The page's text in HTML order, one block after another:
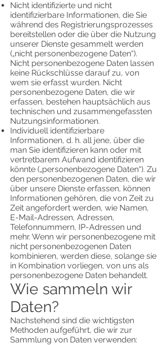
Nicht identifizierte und nicht
identifizierbare Informationen, die Sie
während des Registrierungsprozesses
bereitstellen oder die über die Nutzung
unserer Dienste gesammelt werden
(„nicht personenbezogene Daten“).
Nicht personenbezogene Daten lassen
keine Rückschlüsse darauf zu, von
wem sie erfasst wurden. Nicht
personenbezogene Daten, die wir
erfassen, bestehen hauptsächlich aus
technischen und zusammengefassten
Nutzungsinformationen.
Individuell identifizierbare
Informationen, d. h. all jene, über die
man Sie identifizieren kann oder mit
vertretbarem Aufwand identifizieren
könnte („personenbezogene Daten“). Zu
den personenbezogenen Daten, die wir
über unsere Dienste erfassen, können
Informationen gehören, die von Zeit zu
Zeit angefordert werden, wie Namen,
E-Mail-Adressen, Adressen,
Telefonnummern, IP-Adressen und
mehr. Wenn wir personenbezogene mit
nicht personenbezogenen Daten
kombinieren, werden diese, solange sie
in Kombination vorliegen, von uns als
personenbezogene Daten behandelt.
Wie sammeln wir
Daten?
Nachstehend sind die wichtigsten
Methoden aufgeführt, die wir zur
Sammlung von Daten verwenden: